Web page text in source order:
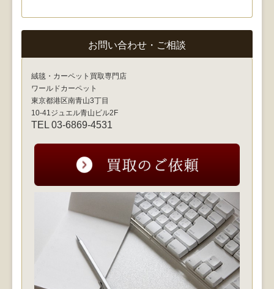
お問い合わせ・ご相談
絨毯・カーペット買取専門店
ワールドカーペット
東京都港区南青山3丁目
10-41ジュエル青山ビル2F
TEL 03-6869-4531